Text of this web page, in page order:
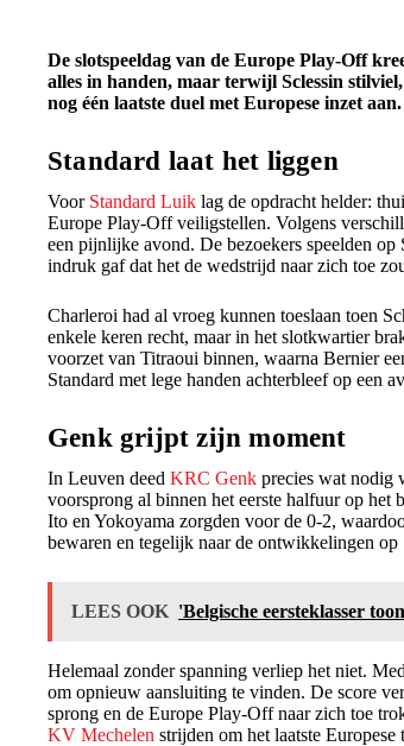
De slotspeeldag van de Europe Play-Off
alles in handen, maar terwijl Sclessin
nog één laatste duel met Europese inzet aan.
Standard laat het liggen
Voor Standard Luik lag de opdracht helder:
Europe Play-Off veiligstellen. Volgens
een pijnlijke avond. De bezoekers speelden
indruk gaf dat het de wedstrijd naar zich toe
Charleroi had al vroeg kunnen toeslaan toen
enkele keren recht, maar in het slotkwartier
voorzet van Titraoui binnen, waarna Bernier
Standard met lege handen achterbleef op een
Genk grijpt zijn moment
In Leuven deed KRC Genk precies wat nodig
voorsprong al binnen het eerste halfuur op het
Ito en Yokoyama zorgden voor de 0-2,
bewaren en tegelijk naar de ontwikkelingen
LEES OOK 'Belgische eersteklasser
Helemaal zonder spanning verliep het niet.
om opnieuw aansluiting te vinden. De score
sprong en de Europe Play-Off naar zich toe
KV Mechelen strijden om het laatste Europese